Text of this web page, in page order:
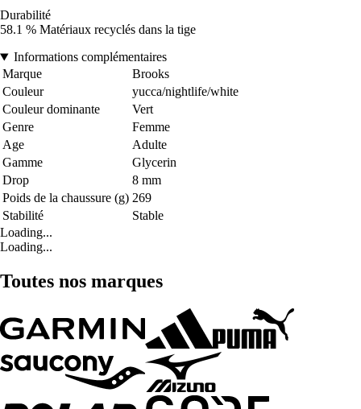
Durabilité
58.1 % Matériaux recyclés dans la tige
Informations complémentaires
Marque
Brooks
Couleur
yucca/nightlife/white
Couleur dominante
Vert
Genre
Femme
Age
Adulte
Gamme
Glycerin
Drop
8 mm
Poids de la chaussure (g) 269
Stabilité
Stable
Loading...
Loading...
Toutes nos marques